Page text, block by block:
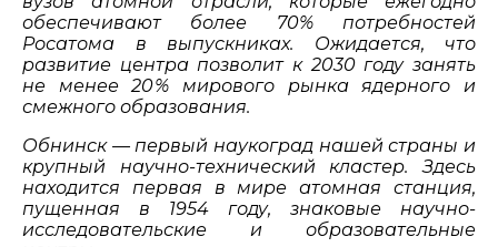
обеспечивают более 70% потребностей
Росатома в выпускниках. Ожидается, что
развитие центра позволит к 2030 году занять
не менее 20 % мирового рынка ядерного и
смежного образования.
Обнинск — первый наукоград нашей страны и
крупный научно-технический кластер. Здесь
находится первая в мире атомная станция,
пущенная в 1954 году, знаковые научно-
исследовательские и образовательные